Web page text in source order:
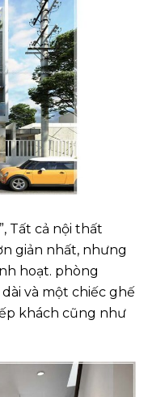
Tất cả nội thất
giản nhất, nhưng
hoạt. phòng
và một chiếc ghế
khách cũng như